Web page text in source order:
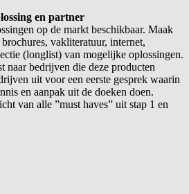
en partner
op de markt beschikbaar. Maak
vakliteratuur, internet,
(longlist) van mogelijke oplossingen.
naar bedrijven die deze producten
uit voor een eerste gesprek waarin
en aanpak uit de doeken doen.
van alle ”must haves” uit stap 1 en